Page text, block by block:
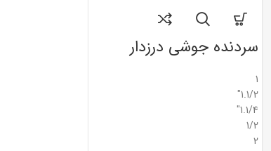
سردنده جوشی درزدار
1
1.1/2"
1.1/4"
1/2
2